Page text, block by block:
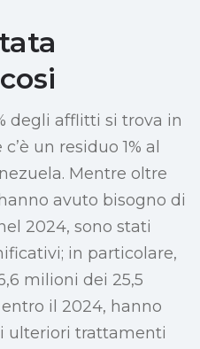
degli afflitti si trova in
un residuo 1% al
Mentre oltre
avuto bisogno di
2024, sono stati
in particolare,
milioni dei 25,5
il 2024, hanno
ulteriori trattamenti